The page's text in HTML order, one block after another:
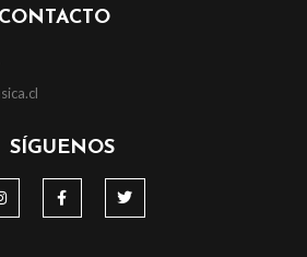
CONTACTO
SÍGUENOS